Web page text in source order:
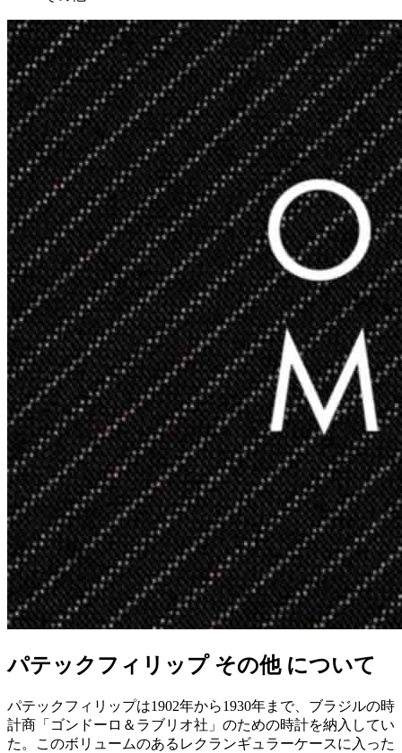
パテックフィリップ その他 について
パテックフィリップは1902年から1930年まで、ブラジルの時
計商「ゴンドーロ＆ラブリオ社」のための時計を納入してい
た。このボリュームのあるレクランギュラーケースに入った